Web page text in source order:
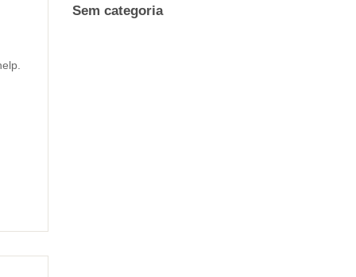
Sem categoria